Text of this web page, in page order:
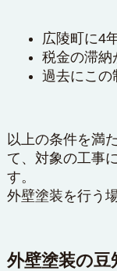
広陵町に4
税金の滞納
過去にこの
以上の条件を満
て、対象の工事
す。
外壁塗装を行う
外壁塗装の豆